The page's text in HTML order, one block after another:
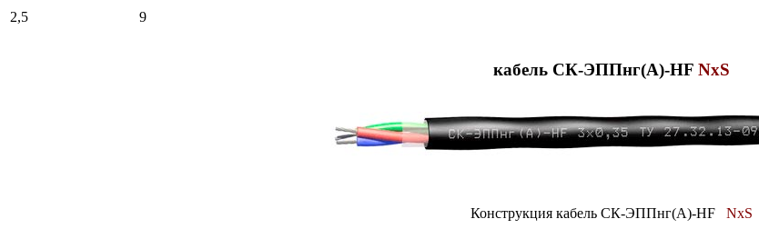
2,5 9
кабель СК-ЭППнг(А)-HF NxS
Конструкция кабель СК-ЭППнг(А)-HF NxS